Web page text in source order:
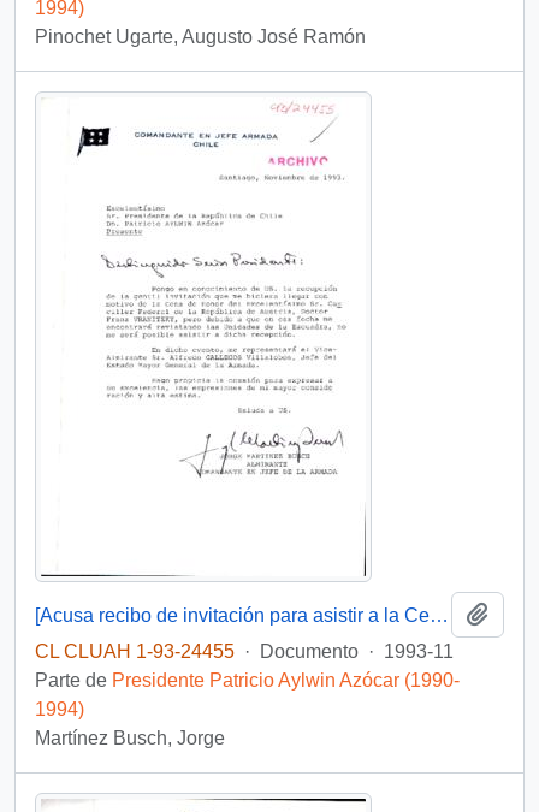
1994)
Pinochet Ugarte, Augusto José Ramón
[Acusa recibo de invitación para asistir a la Cena que se ofrecerá en honor del Canciller Federal de la República de Austria]
CL CLUAH 1-93-24455 · Documento · 1993-11
Parte de Presidente Patricio Aylwin Azócar (1990-
1994)
Martínez Busch, Jorge